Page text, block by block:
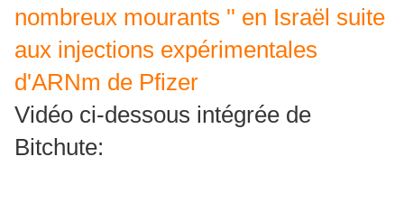
nombreux mourants '' en Israël suite
aux injections expérimentales
d'ARNm de Pfizer
Vidéo ci-dessous intégrée de
Bitchute: